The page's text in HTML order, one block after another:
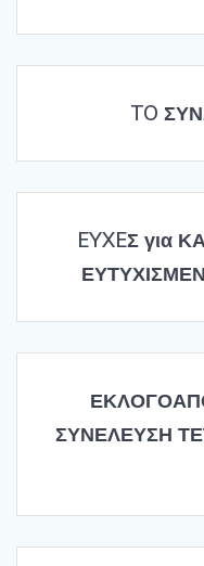
TO
EYXEΣ για
ΣΥΝΕΛΕΥΣΗ